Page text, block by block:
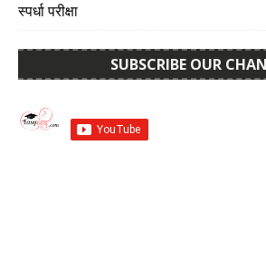
स्पर्धा परीक्षा
SUBSCRIBE OUR